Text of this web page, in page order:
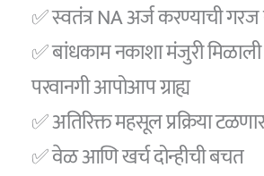
✅ स्वतंत्र NA अर्ज करण्याची गरज
✅ बांधकाम नकाशा मंजुरी
परवानगी आपोआप ग्राह्य
✅ अतिरिक्त महसूल प्रक्रिया
✅ वेळ आणि खर्च दोन्हीची बचत